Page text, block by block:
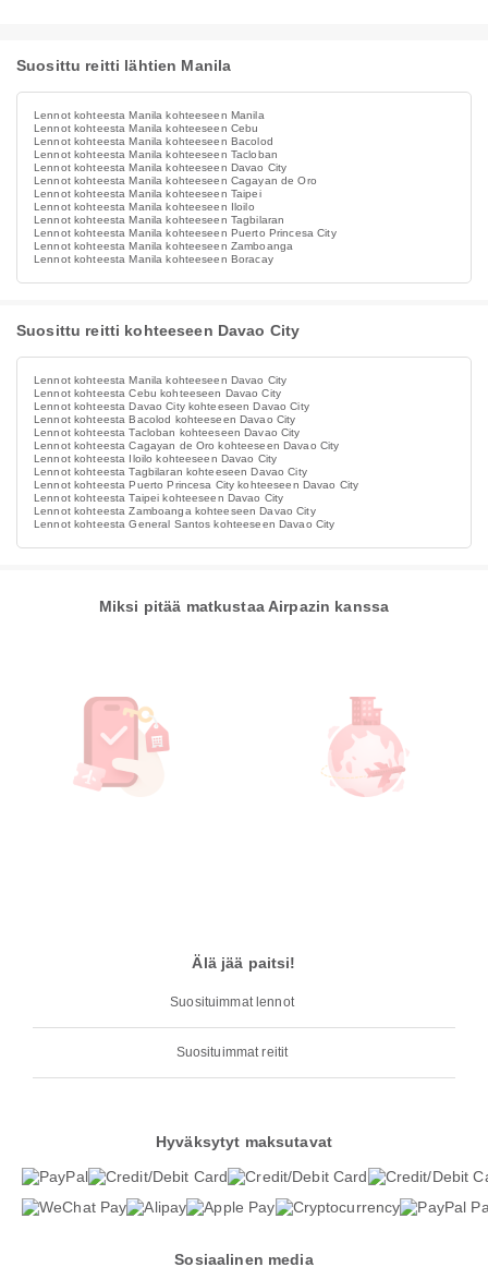
Suosittu reitti lähtien Manila
Lennot kohteesta Manila kohteeseen Manila
Lennot kohteesta Manila kohteeseen Cebu
Lennot kohteesta Manila kohteeseen Bacolod
Lennot kohteesta Manila kohteeseen Tacloban
Lennot kohteesta Manila kohteeseen Davao City
Lennot kohteesta Manila kohteeseen Cagayan de Oro
Lennot kohteesta Manila kohteeseen Taipei
Lennot kohteesta Manila kohteeseen Iloilo
Lennot kohteesta Manila kohteeseen Tagbilaran
Lennot kohteesta Manila kohteeseen Puerto Princesa City
Lennot kohteesta Manila kohteeseen Zamboanga
Lennot kohteesta Manila kohteeseen Boracay
Suosittu reitti kohteeseen Davao City
Lennot kohteesta Manila kohteeseen Davao City
Lennot kohteesta Cebu kohteeseen Davao City
Lennot kohteesta Davao City kohteeseen Davao City
Lennot kohteesta Bacolod kohteeseen Davao City
Lennot kohteesta Tacloban kohteeseen Davao City
Lennot kohteesta Cagayan de Oro kohteeseen Davao City
Lennot kohteesta Iloilo kohteeseen Davao City
Lennot kohteesta Tagbilaran kohteeseen Davao City
Lennot kohteesta Puerto Princesa City kohteeseen Davao City
Lennot kohteesta Taipei kohteeseen Davao City
Lennot kohteesta Zamboanga kohteeseen Davao City
Lennot kohteesta General Santos kohteeseen Davao City
Miksi pitää matkustaa Airpazin kanssa
Älä jää paitsi!
Suosituimmat lennot
Suosituimmat reitit
Hyväksytyt maksutavat
Sosiaalinen media